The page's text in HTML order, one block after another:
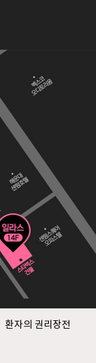
환자의 권리장전